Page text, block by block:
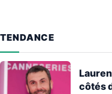
TENDANCE
côtés